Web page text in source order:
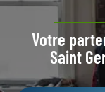
Votre
Saint